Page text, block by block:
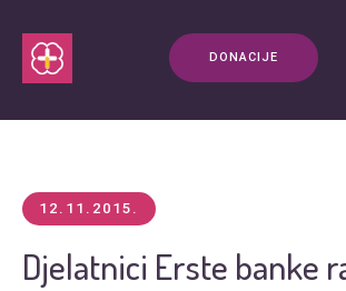
DONACIJE
12.11.2015.
Djelatnici Erste banke